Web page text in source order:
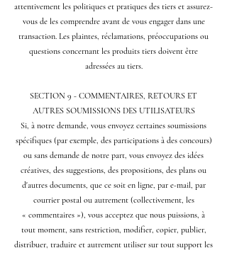
attentivement les politiques et pratiques des tiers et assurez-
vous de les comprendre avant de vous engager dans une
transaction. Les plaintes, réclamations, préoccupations ou
questions concernant les produits tiers doivent être
adressées au tiers.
SECTION 9 - COMMENTAIRES, RETOURS ET
AUTRES SOUMISSIONS DES UTILISATEURS
Si, à notre demande, vous envoyez certaines soumissions
spécifiques (par exemple, des participations à des concours)
ou sans demande de notre part, vous envoyez des idées
créatives, des suggestions, des propositions, des plans ou
d'autres documents, que ce soit en ligne, par e-mail, par
courrier postal ou autrement (collectivement, les
« commentaires »), vous acceptez que nous puissions, à
tout moment, sans restriction, modifier, copier, publier,
distribuer, traduire et autrement utiliser sur tout support les